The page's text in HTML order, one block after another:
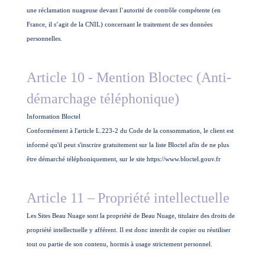
une réclamation nuageuse devant l’autorité de contrôle compétente (en
France, il s’agit de la CNIL) concernant le traitement de ses données
personnelles.
Article 10 - Mention Bloctec (Anti-
démarchage téléphonique)
Information Bloctel
Conformément à l'article L.223-2 du Code de la consommation, le client est
informé qu'il peut s'inscrire gratuitement sur la liste Bloctel afin de ne plus
être démarché téléphoniquement, sur le site https://www.bloctel.gouv.fr
Article 11 – Propriété intellectuelle
Les Sites Beau Nuage sont la propriété de Beau Nuage, titulaire des droits de
propriété intellectuelle y afférent. Il est donc interdit de copier ou réutiliser
tout ou partie de son contenu, hormis à usage strictement personnel.